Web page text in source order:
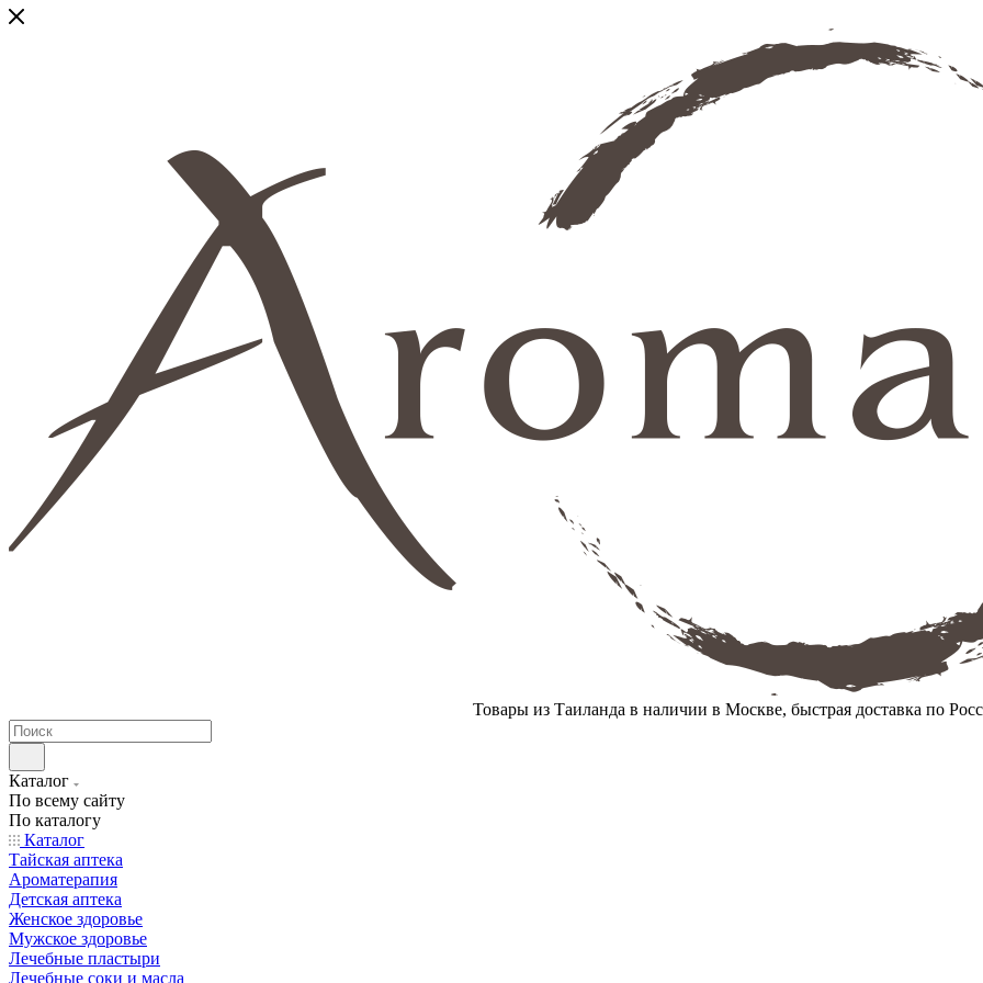
Товары из Таиланда в наличии в Москве, быстрая доставка по
Каталог
По всему сайту
По каталогу
Каталог
Тайская аптека
Ароматерапия
Детская аптека
Женское здоровье
Мужское здоровье
Лечебные пластыри
Лечебные соки и масла